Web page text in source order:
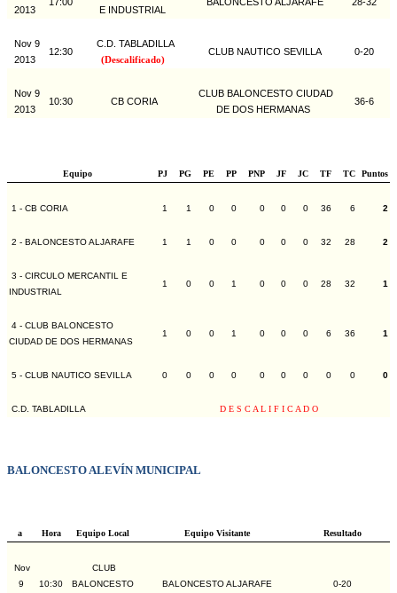
2013 E INDUSTRIAL
Nov 9
2013
12:30
C.D. TABLADILLA
(Descalificado)
CLUB NAUTICO SEVILLA 0-20
Nov 9
2013
10:30 CB CORIA
CLUB BALONCESTO CIUDAD
DE DOS HERMANAS
36-6
Equipo PJ PG PE PP PNP JF JC TF TC Puntos
1 - CB CORIA 1 1 0 0 0 0 0 36 6 2
2 - BALONCESTO ALJARAFE 1 1 0 0 0 0 0 32 28 2
3 - CIRCULO MERCANTIL E
INDUSTRIAL
1 0 0 1 0 0 0 28 32 1
4 - CLUB BALONCESTO
CIUDAD DE DOS HERMANAS
1 0 0 1 0 0 0 6 36 1
5 - CLUB NAUTICO SEVILLA 0 0 0 0 0 0 0 0 0 0
C.D. TABLADILLA D E S C A L I F I C A D O
BALONCESTO ALEVÍN MUNICIPAL
a Hora Equipo Local Equipo Visitante Resultado
Nov
9
10:30
CLUB
BALONCESTO
BALONCESTO ALJARAFE 0-20